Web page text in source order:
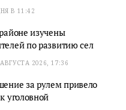
В 11:42
изучены
по развитию сел
2026, 17:36
за рулем привело
уголовной